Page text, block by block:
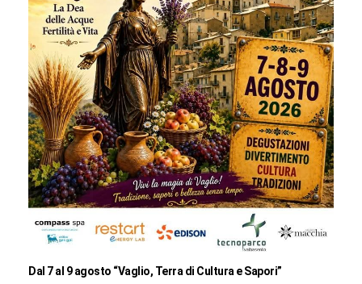
Dal 7 al 9 agosto “Vaglio, Terra di Cultura e Sapori”